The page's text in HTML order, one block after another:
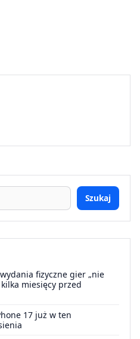
Szukaj
fizyczne gier „nie
miesięcy przed
17 już w ten